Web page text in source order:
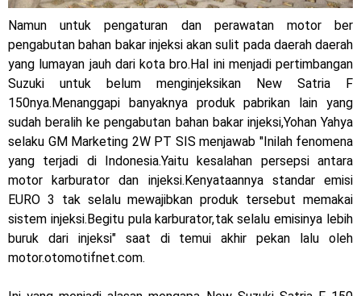
Penampakan tim Red Bull KTM Factory Racing musim 2024 !
MotoGP : Francesco Bagnaia Juara Dunia MotoGP musim
Honda Rilis CBR1000RR-R 2023 Anniversary Edition !
MotoGP Amerika : Alex Rins berhasil juara pertama dan
Ngabuburide Yamaha Wr 155 R, Para Bikers Menikmati
Indahnya Sore di Kota Medan
Namun untuk pengaturan dan perawatan motor ber
pengabutan bahan bakar injeksi akan sulit pada daerah daerah
yang lumayan jauh dari kota bro.Hal ini menjadi pertimbangan
Suzuki untuk belum menginjeksikan New Satria F
150nya.Menanggapi banyaknya produk pabrikan lain yang
sudah beralih ke pengabutan bahan bakar injeksi,Yohan Yahya
selaku GM Marketing 2W PT SIS menjawab "Inilah fenomena
yang terjadi di Indonesia.Yaitu kesalahan persepsi antara
motor karburator dan injeksi.Kenyataannya standar emisi
EURO 3 tak selalu mewajibkan produk tersebut memakai
sistem injeksi.Begitu pula karburator,tak selalu emisinya lebih
buruk dari injeksi" saat di temui akhir pekan lalu oleh
motor.otomotifnet.com.